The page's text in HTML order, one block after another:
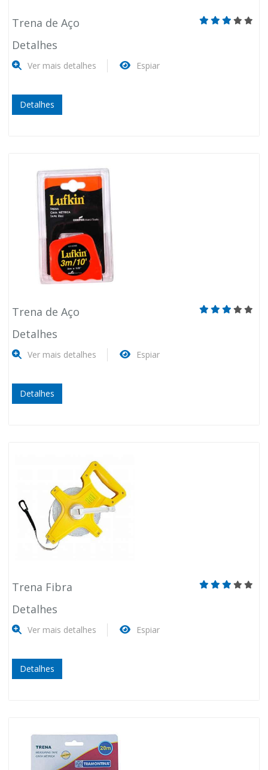
Trena de Aço
Detalhes
Ver mais detalhes Espiar
Detalhes
Trena de Aço
Detalhes
Ver mais detalhes Espiar
Detalhes
Trena Fibra
Detalhes
Ver mais detalhes Espiar
Detalhes